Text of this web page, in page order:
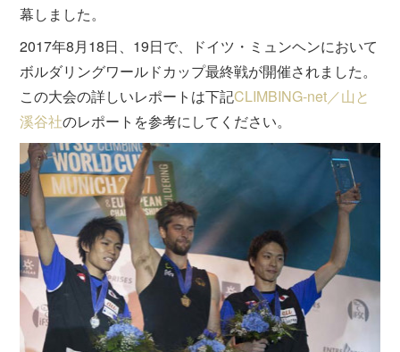
幕しました。
2017年8月18日、19日で、ドイツ・ミュンヘンにおいて
ボルダリングワールドカップ最終戦が開催されました。
この大会の詳しいレポートは下記CLIMBING-net／山と
溪谷社のレポートを参考にしてください。